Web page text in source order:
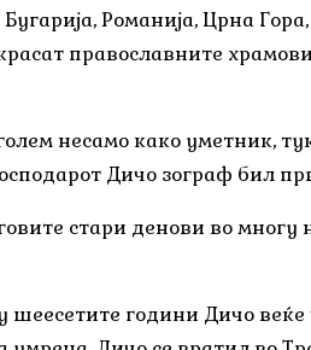
Романија, Црна
православните
несамо како уметник,
Дичо зограф бил
стари денови во
години Дичо веќе